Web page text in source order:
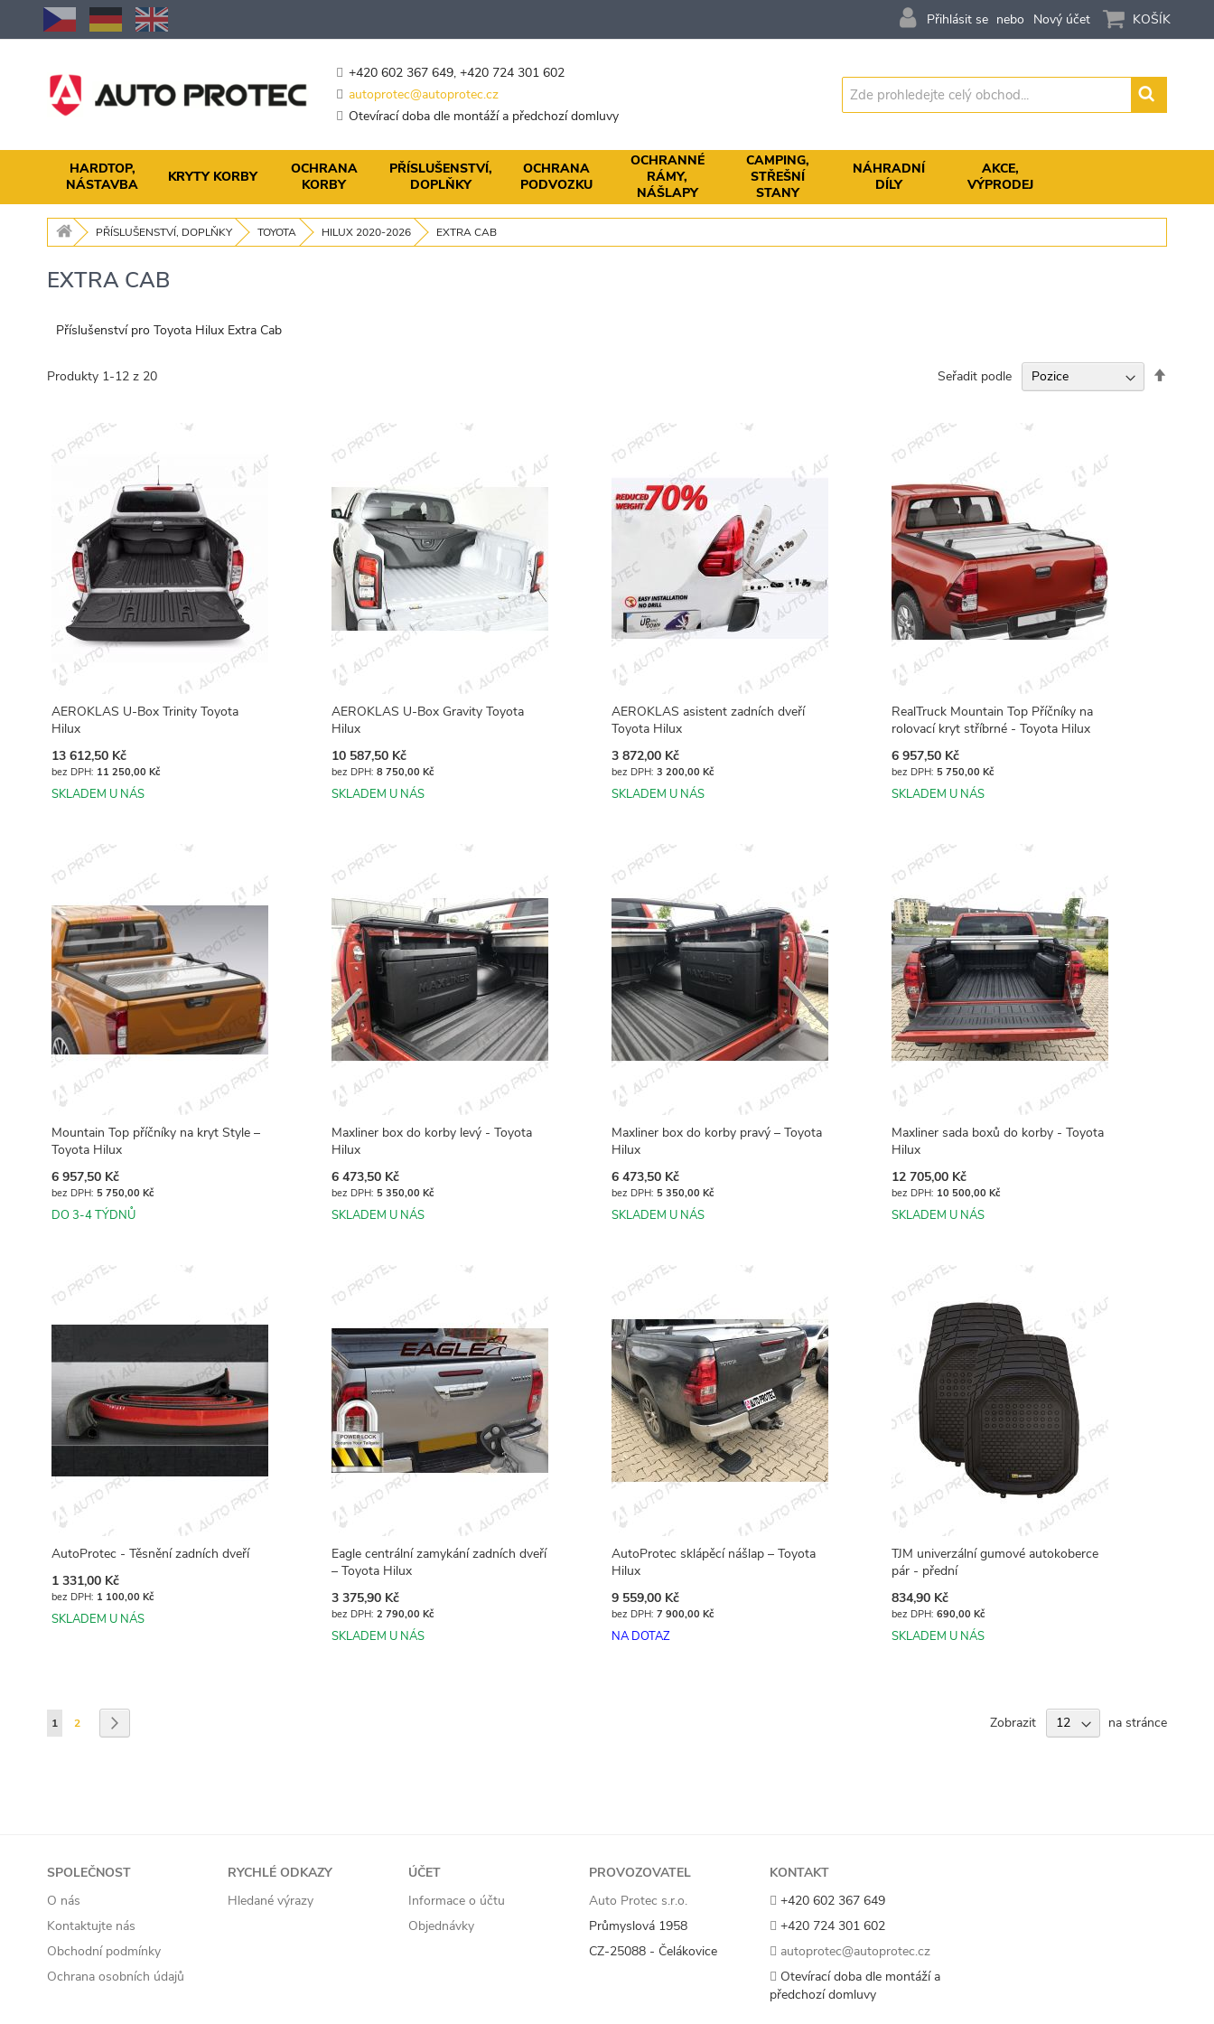
Přejít
na
obsah
KOŠÍK
Přihlásit se Nový účet
+420 602 367 649, +420 724 301 602
autoprotec@autoprotec.cz
Otevírací doba dle montáží a předchozí domluvy
Vyhledávání
HARDTOP,
NÁSTAVBA
KRYTY KORBY
OCHRANA
KORBY
PŘÍSLUŠENSTVÍ,
DOPLŇKY
OCHRANA
PODVOZKU
OCHRANNÉ
RÁMY,
NÁŠLAPY
CAMPING,
STŘEŠNÍ
STANY
NÁHRADNÍ
DÍLY
AKCE,
VÝPRODEJ
PŘÍSLUŠENSTVÍ, DOPLŇKY TOYOTA HILUX 2020-2026 EXTRA CAB
EXTRA CAB
Příslušenství pro Toyota Hilux Extra Cab
Produkty 1-12 z 20 Seřadit podle
AEROKLAS U-Box Trinity Toyota
Hilux
13 612,50 Kč
11 250,00 Kč
SKLADEM U NÁS
AEROKLAS U-Box Gravity Toyota
Hilux
10 587,50 Kč
8 750,00 Kč
SKLADEM U NÁS
AEROKLAS asistent zadních dveří
Toyota Hilux
3 872,00 Kč
3 200,00 Kč
SKLADEM U NÁS
RealTruck Mountain Top Příčníky na
rolovací kryt stříbrné - Toyota Hilux
6 957,50 Kč
5 750,00 Kč
SKLADEM U NÁS
Mountain Top příčníky na kryt Style –
Toyota Hilux
6 957,50 Kč
5 750,00 Kč
DO 3-4 TÝDNŮ
Maxliner box do korby levý - Toyota
Hilux
6 473,50 Kč
5 350,00 Kč
SKLADEM U NÁS
Maxliner box do korby pravý – Toyota
Hilux
6 473,50 Kč
5 350,00 Kč
SKLADEM U NÁS
Maxliner sada boxů do korby - Toyota
Hilux
12 705,00 Kč
10 500,00 Kč
SKLADEM U NÁS
AutoProtec - Těsnění zadních dveří
1 331,00 Kč
1 100,00 Kč
SKLADEM U NÁS
Eagle centrální zamykání zadních dveří
– Toyota Hilux
3 375,90 Kč
2 790,00 Kč
SKLADEM U NÁS
AutoProtec sklápěcí nášlap – Toyota
Hilux
9 559,00 Kč
7 900,00 Kč
NA DOTAZ
TJM univerzální gumové autokoberce
pár - přední
834,90 Kč
690,00 Kč
SKLADEM U NÁS
Stránka
Právě si prohlížíte stránku
1 Stránka
2 Zobrazit na stránce
SPOLEČNOST
O nás
Kontaktujte nás
Obchodní podmínky
Ochrana osobních údajů
RYCHLÉ ODKAZY
Hledané výrazy
ÚČET
Informace o účtu
Objednávky
PROVOZOVATEL
Auto Protec s.r.o.
Průmyslová 1958
CZ-25088 - Čelákovice
KONTAKT
+420 602 367 649
+420 724 301 602
autoprotec@autoprotec.cz
Otevírací doba dle montáží a
předchozí domluvy